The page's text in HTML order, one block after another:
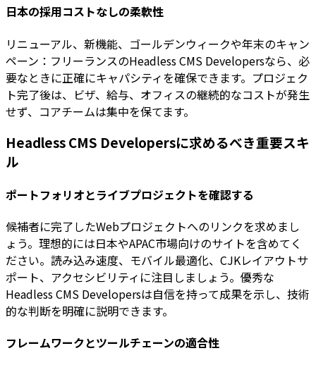
日本の採用コストなしの柔軟性
リニューアル、新機能、ゴールデンウィークや年末のキャン
ペーン：フリーランスのHeadless CMS Developersなら、必
要なときに正確にキャパシティを確保できます。プロジェク
ト完了後は、ビザ、給与、オフィスの継続的なコストが発生
せず、コアチームは集中を保てます。
Headless CMS Developersに求めるべき重要スキ
ル
ポートフォリオとライブプロジェクトを確認する
候補者に完了したWebプロジェクトへのリンクを求めまし
ょう。理想的には日本やAPAC市場向けのサイトを含めてく
ださい。読み込み速度、モバイル最適化、CJKレイアウトサ
ポート、アクセシビリティに注目しましょう。優秀な
Headless CMS Developersは自信を持って成果を示し、技術
的な判断を明確に説明できます。
フレームワークとツールチェーンの適合性